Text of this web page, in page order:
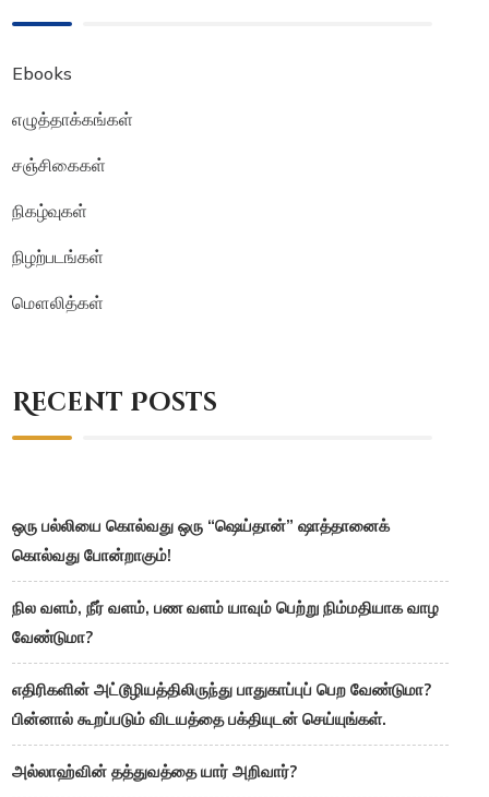
Ebooks
எழுத்தாக்கங்கள்
சஞ்சிகைகள்
நிகழ்வுகள்
நிழற்படங்கள்
மௌலித்கள்
Recent Posts
ஒரு பல்லியை கொல்வது ஒரு “ஷெய்தான்” ஷாத்தானைக்
கொல்வது போன்றாகும்!
நில வளம், நீர் வளம், பண வளம் யாவும் பெற்று நிம்மதியாக வாழ
வேண்டுமா?
எதிரிகளின் அட்டூழியத்திலிருந்து பாதுகாப்புப் பெற வேண்டுமா?
பின்னால் கூறப்படும் விடயத்தை பக்தியுடன் செய்யுங்கள்.
அல்லாஹ்வின் தத்துவத்தை யார் அறிவார்?